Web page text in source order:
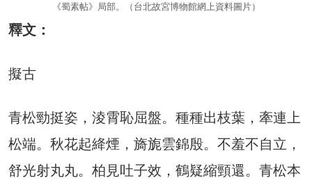
《蜀素帖》局部。（台北故宮博物館網上資料圖片）
釋文：
擬古
青松勁挺姿，淩霄恥屈盤。種種出枝葉，牽連上
松端。秋花起絳煙，旖旎雲錦殷。不羞不自立，
舒光射丸丸。柏見吐子效，鶴疑縮頸還。青松本